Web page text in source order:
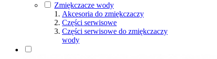
Zmiękczacze wody
Akcesoria do zmiękczaczy
Części serwisowe
Części serwisowe do zmiękczaczy
wody